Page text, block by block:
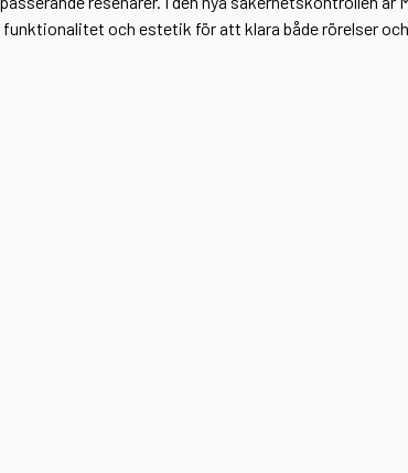
och estetik för att klara både rörelser